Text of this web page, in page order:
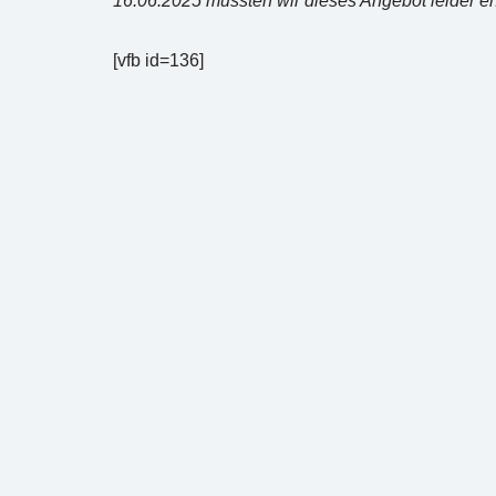
[vfb id=136]